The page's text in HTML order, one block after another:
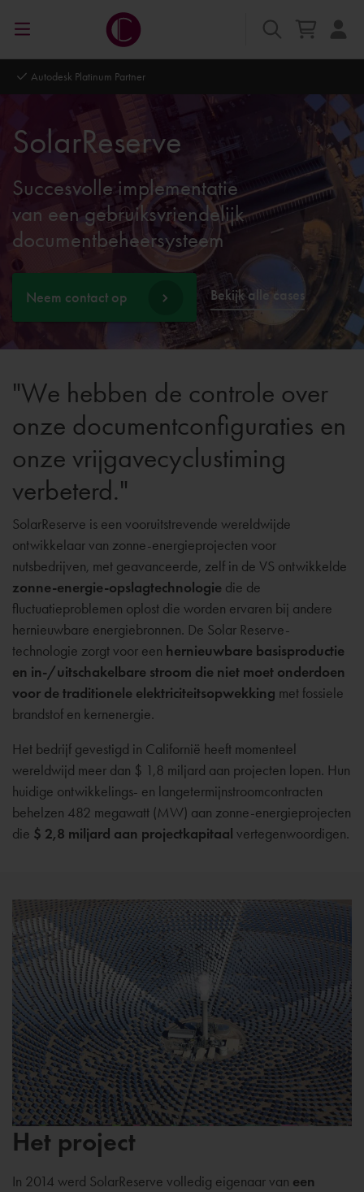
Autodesk Platinum Partner
SolarReserve
Succesvolle implementatie
van een gebruiksvriendelijk
documentbeheersysteem
Neem contact op Bekijk alle cases
"We hebben de controle over
onze documentconfiguraties en
onze vrijgavecyclustiming
verbeterd."
SolarReserve is een vooruitstrevende wereldwijde
ontwikkelaar van zonne-energieprojecten voor
nutsbedrijven, met geavanceerde, zelf in de VS ontwikkelde
zonne-energie-opslagtechnologie die de
fluctuatieproblemen oplost die worden ervaren bij andere
hernieuwbare energiebronnen. De Solar Reserve-
technologie zorgt voor een hernieuwbare basisproductie
en in-/uitschakelbare stroom die niet moet onderdoen
voor de traditionele elektriciteitsopwekking met fossiele
brandstof en kernenergie.
Het bedrijf gevestigd in Californië heeft momenteel
wereldwijd meer dan $ 1,8 miljard aan projecten lopen. Hun
huidige ontwikkelings- en langetermijnstroomcontracten
behelzen 482 megawatt (MW) aan zonne-energieprojecten
die $ 2,8 miljard aan projectkapitaal vertegenwoordigen.
Het project
In 2014 werd SolarReserve volledig eigenaar van een